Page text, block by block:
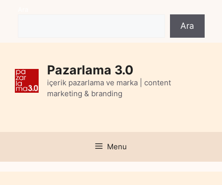
Ara
Pazarlama 3.0
içerik pazarlama ve marka | content
marketing & branding
Menu